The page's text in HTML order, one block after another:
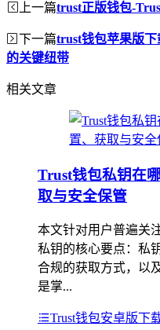
上一篇trust正版钱包-
下一篇trust钱包苹果版
的关键纽带
相关文章
Trust钱包私钥在
取与安全保管
本文针对用户普遍关
私钥的核心要点：私
合规的获取方式，以
是掌...
Trust钱包安卓版下